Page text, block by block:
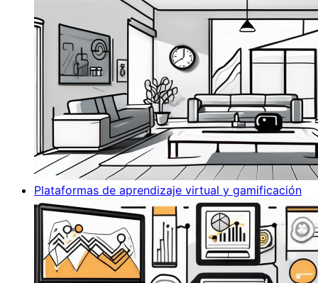
Plataformas de aprendizaje virtual y gamificación